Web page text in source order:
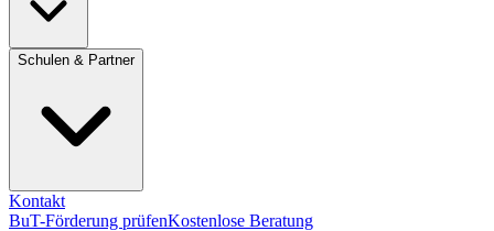
Schulen & Partner
Kontakt
BuT-Förderung prüfenKostenlose Beratung